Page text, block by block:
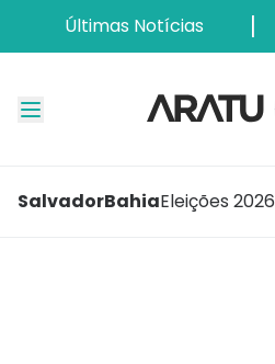
Últimas Notícias
SalvadorBahiaEleições 2026